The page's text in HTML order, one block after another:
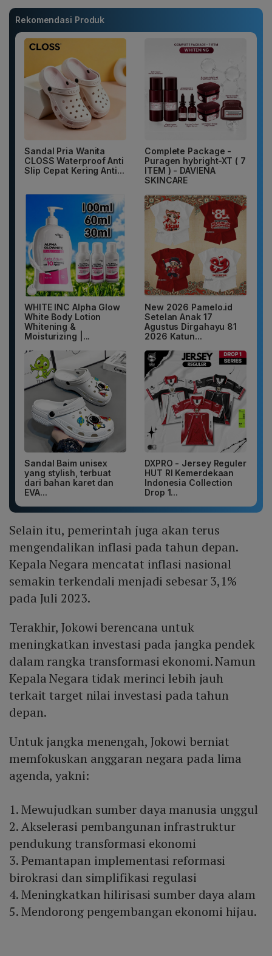
Rekomendasi Produk
Sandal Pria Wanita
CLOSS Waterproof Anti
Slip Cepat Kering Anti...
Complete Package -
Puragen hybright-XT ( 7
ITEM ) - DAVIENA
SKINCARE
WHITE INC Alpha Glow
White Body Lotion
Whitening &
Moisturizing |...
New 2026 Pamelo.id
Setelan Anak 17
Agustus Dirgahayu 81
2026 Katun...
Sandal Baim unisex
yang stylish, terbuat
dari bahan karet dan
EVA...
DXPRO - Jersey Reguler
HUT RI Kemerdekaan
Indonesia Collection
Drop 1...
Selain itu, pemerintah juga akan terus
mengendalikan inflasi pada tahun depan.
Kepala Negara mencatat inflasi nasional
semakin terkendali menjadi sebesar 3,1%
pada Juli 2023.
Terakhir, Jokowi berencana untuk
meningkatkan investasi pada jangka pendek
dalam rangka transformasi ekonomi. Namun
Kepala Negara tidak merinci lebih jauh
terkait target nilai investasi pada tahun
depan.
Untuk jangka menengah, Jokowi berniat
memfokuskan anggaran negara pada lima
agenda, yakni:
1. Mewujudkan sumber daya manusia unggul
2. Akselerasi pembangunan infrastruktur
pendukung transformasi ekonomi
3. Pemantapan implementasi reformasi
birokrasi dan simplifikasi regulasi
4. Meningkatkan hilirisasi sumber daya alam
5. Mendorong pengembangan ekonomi hijau.